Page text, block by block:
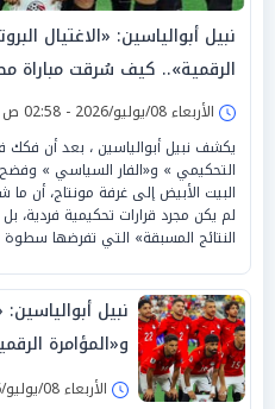
نبيل أبوالياسين: «الاغتيال
الرقمية».. كيف سُرقت مباراة
الأربعاء 08/يوليو/2026 - 02:58 ص
يكشف نبيل أبوالياسين ، بعد أن فكك
التحكيمي » و«الفار السياسي »
البيت الأبيض إلى غرفة مونتاج، أن
لم يكن مجرد قرارات تحكيمية
النتائج المسبقة» التي تفرضها سطوة
نبيل
و«المؤامرة
وصُدم العالم؟
الأربعاء 08/يوليو/2026 - 02:57 ص